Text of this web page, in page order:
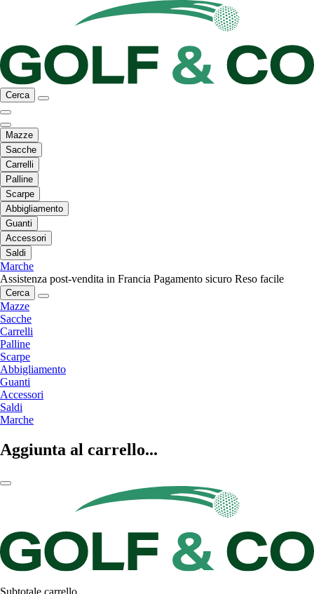
Cerca
Mazze
Sacche
Carrelli
Palline
Scarpe
Abbigliamento
Guanti
Accessori
Saldi
Marche
Assistenza post-vendita in Francia Pagamento sicuro Reso facile
Cerca
Mazze
Sacche
Carrelli
Palline
Scarpe
Abbigliamento
Guanti
Accessori
Saldi
Marche
Aggiunta al carrello...
Subtotale carrello